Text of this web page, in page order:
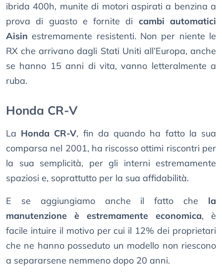
ibrida 400h, munite di motori aspirati a benzina a
prova di guasto e fornite di cambi automatici
Aisin estremamente resistenti. Non per niente le
RX che arrivano dagli Stati Uniti all’Europa, anche
se hanno 15 anni di vita, vanno letteralmente a
ruba.
Honda CR-V
La Honda CR-V, fin da quando ha fatto la sua
comparsa nel 2001, ha riscosso ottimi riscontri per
la sua semplicità, per gli interni estremamente
spaziosi e, soprattutto per la sua affidabilità.
E se aggiungiamo anche il fatto che la
manutenzione è estremamente economica, è
facile intuire il motivo per cui il 12% dei proprietari
che ne hanno posseduto un modello non riescono
a separarsene nemmeno dopo 20 anni.